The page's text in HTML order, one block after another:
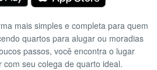
mais simples e completa para quem
quartos para alugar ou moradias
passos, você encontra o lugar
seu colega de quarto ideal.